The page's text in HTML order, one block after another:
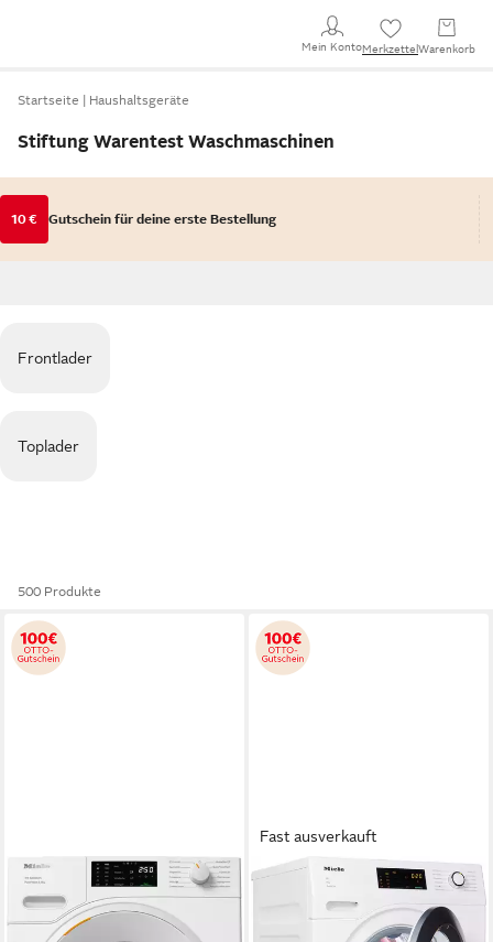
Mein KontoMerkzettel Warenkorb
Startseite Haushaltsgeräte
Stiftung Warentest Waschmaschinen
10 € Gutschein für deine erste Bestellung
Frontlader
Toplader
500 Produkte
MIELE
Waschmaschine WSB363
WPS PWash&8kg
Fast ausverkauft
MIELE
Waschmaschine WDD131
WPS GuideLine